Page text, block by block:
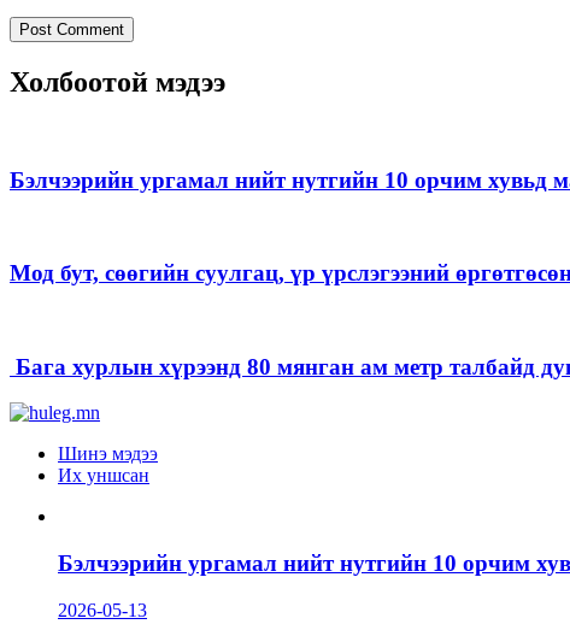
Холбоотой мэдээ
Бэлчээрийн ургамал нийт нутгийн 10 орчим хувьд
Мод бут, сөөгийн суулгац, үр үрслэгээний
Бага хурлын хүрээнд 80 мянган ам метр талбайд
Шинэ мэдээ
Их уншсан
Бэлчээрийн ургамал нийт нутгийн 10 орчим
2026-05-13